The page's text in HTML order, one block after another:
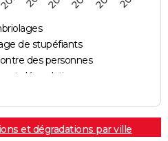
de stupéfiants
des personnes
et dégradations
et dégradations par ville